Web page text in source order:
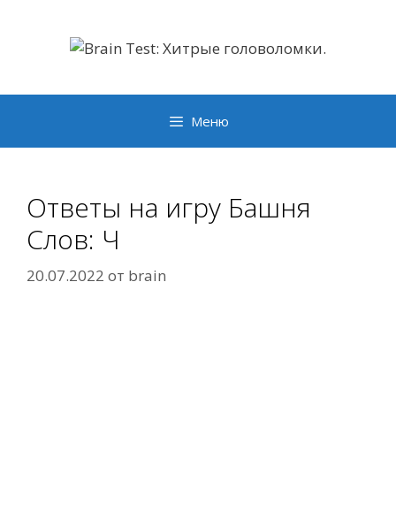
содержимому
Меню
Ответы на игру Башня
Слов: Ч
20.07.2022 от brain